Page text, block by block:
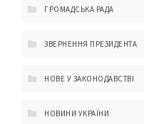
ГРОМАДСЬКА РАДА
ЗВЕРНЕННЯ ПРЕЗИДЕНТА
НОВЕ У ЗАКОНОДАВСТВІ
НОВИНИ УКРАЇНИ